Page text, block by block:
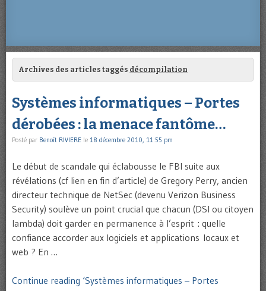
Archives des articles taggés décompilation
Systèmes informatiques – Portes
dérobées : la menace fantôme…
Posté par Benoît RIVIERE le 18 décembre 2010, 11:55 pm
Le début de scandale qui éclabousse le FBI suite aux
révélations (cf lien en fin d’article) de Gregory Perry, ancien
directeur technique de NetSec (devenu Verizon Business
Security) soulève un point crucial que chacun (DSI ou citoyen
lambda) doit garder en permanence à l’esprit : quelle
confiance accorder aux logiciels et applications locaux et
web ? En …
Continue reading ‘Systèmes informatiques – Portes